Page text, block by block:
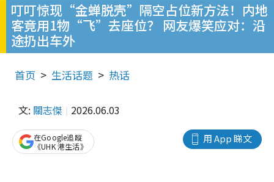
叮叮惊现“金蝉脱壳”隔空占位新方法！内地
客竟用1物“飞”去座位？ 网友爆笑应对：沿
途扔出车外
首页 生活话题 热话
文: 關志傑 2026.06.03
用 App 睇文
在Google追蹤
《UHK 港生活》